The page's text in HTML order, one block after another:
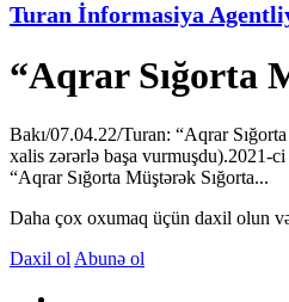
Turan İnformasiya
“Aqrar Sığorta
Bakı/07.04.22/Turan: “Aqrar
xalis zərərlə başa vurmuşdu).2021-
“Aqrar Sığorta Müştərək Sığorta...
Daha çox oxumaq üçün daxil olun
Daxil ol Abunə ol